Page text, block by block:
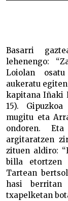
Basarri
lehenengo:
Loiolan
aukeratu
kapitana Iñaki
15).
mugitu eta
ondoren.
argitaratzen
zituen aldiro:
billa etortzen
Tartean
hasi berritan
txapelketan